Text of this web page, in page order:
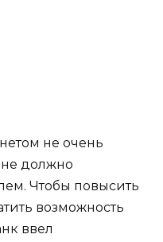
не очень
не должно
Чтобы повысить
возможность
ввел